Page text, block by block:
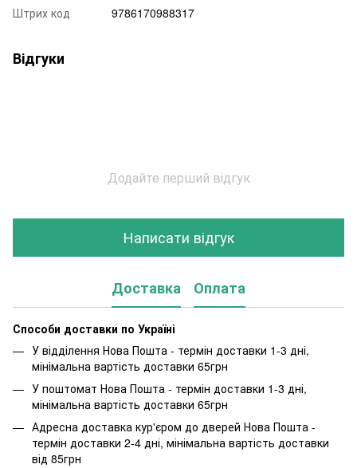
Штрих код
9786170988317
Відгуки
Додайте перший відгук
Написати відгук
Доставка Оплата
Способи доставки по Україні
У відділення Нова Пошта - термін доставки 1-3 дні,
мінімальна вартість доставки 65грн
У поштомат Нова Пошта - термін доставки 1-3 дні,
мінімальна вартість доставки 65грн
Адресна доставка кур'єром до дверей Нова Пошта -
термін доставки 2-4 дні, мінімальна вартість доставки
від 85грн